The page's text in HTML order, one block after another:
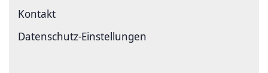
Kontakt
Datenschutz-Einstellungen